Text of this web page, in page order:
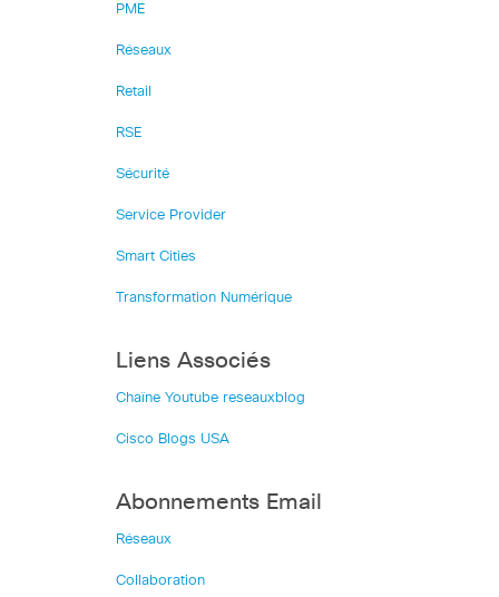
PME
Réseaux
Retail
RSE
Sécurité
Service Provider
Smart Cities
Transformation Numérique
Liens Associés
Chaîne Youtube reseauxblog
Cisco Blogs USA
Abonnements Email
Réseaux
Collaboration